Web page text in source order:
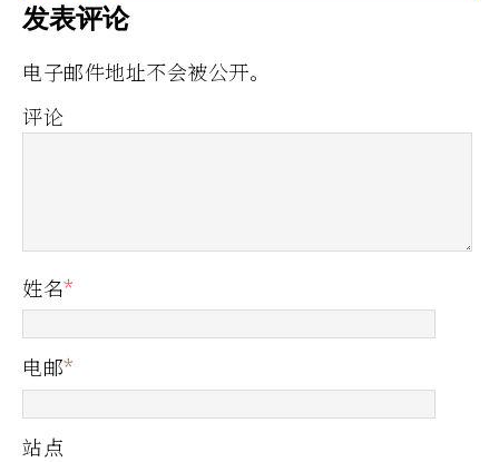
发表评论
电子邮件地址不会被公开。
评论
姓名*
电邮*
站点